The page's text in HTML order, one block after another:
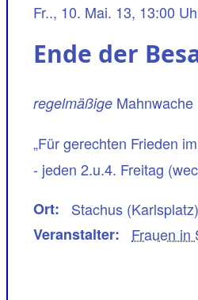
Fr.., 10. Mai. 13, 13:00
Ende der
regelmäßige Mahnwache
„Für gerechten Frieden
- jeden 2.u.4. Freitag
Ort
Stachus (Karlsplatz)
Veranstalter
Frauen in